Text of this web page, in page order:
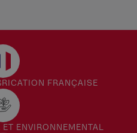
FRANÇAISE
ENVIRONNEMENTAL